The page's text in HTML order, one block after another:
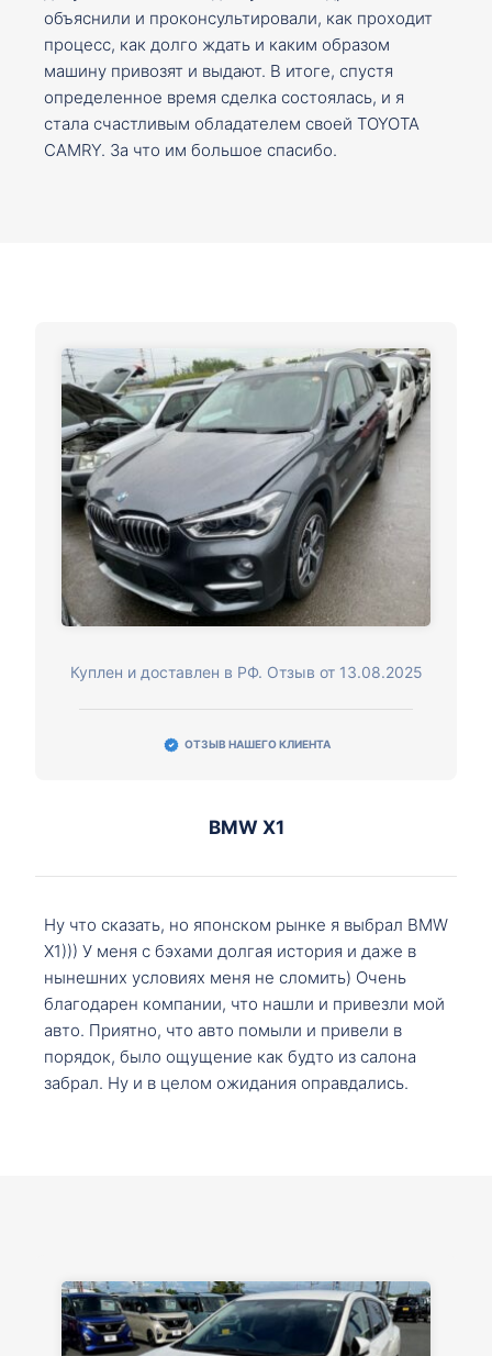
объяснили и проконсультировали, как проходит
процесс, как долго ждать и каким образом
машину привозят и выдают. В итоге, спустя
определенное время сделка состоялась, и я
стала счастливым обладателем своей TOYOTA
CAMRY. За что им большое спасибо.
Куплен и доставлен в РФ. Отзыв от 13.08.2025
ОТЗЫВ НАШЕГО КЛИЕНТА
BMW X1
Ну что сказать, но японском рынке я выбрал BMW
X1))) У меня с бэхами долгая история и даже в
нынешних условиях меня не сломить) Очень
благодарен компании, что нашли и привезли мой
авто. Приятно, что авто помыли и привели в
порядок, было ощущение как будто из салона
забрал. Ну и в целом ожидания оправдались.